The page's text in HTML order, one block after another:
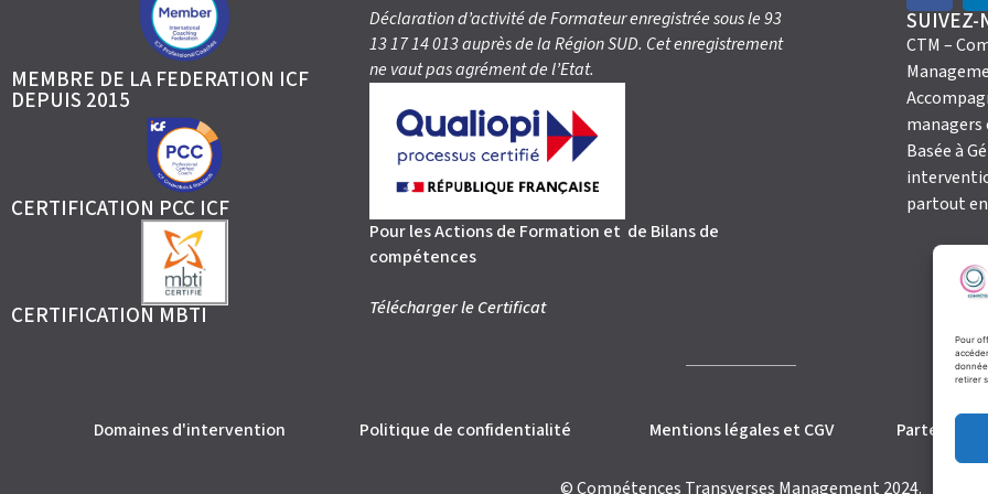
Pour
retirer
MEMBRE DE LA FEDERATION ICF
DEPUIS 2015
CERTIFICATION PCC ICF
CERTIFICATION MBTI
Déclaration d’activité de Formateur enregistrée sous le 93
13 17 14 013 auprès de la Région SUD. Cet enregistrement
ne vaut pas agrément de l’Etat.
Pour les Actions de Formation et de Bilans de
compétences
Télécharger le Certificat
SUIVEZ-
CTM –
Basée à
partout
Domaines d'intervention Politique de confidentialité Mentions légales et CGV Partenaires
© Compétences Transverses Management 2024.